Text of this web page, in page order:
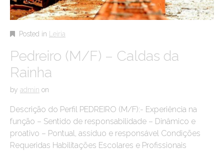
Posted in Leiria
Pedreiro (M/F) – Caldas da
Rainha
by admin on
Descrição do Perfil PEDREIRO (M/F):- Experiência na
função – Sentido de responsabilidade – Dinâmico e
proativo – Pontual, assíduo e responsável Condições
Requeridas Habilitações Escolares e Profissionais